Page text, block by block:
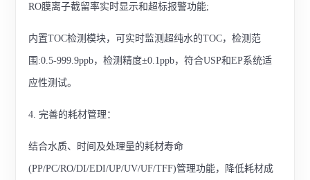
RO膜离子截留率实时显示和超标报警功能;
内置TOC检测模块，可实时监测超纯水的TOC，检测范
围:0.5-999.9ppb，检测精度±0.1ppb，符合USP和EP系统适
应性测试。
4. 完善的耗材管理：
结合水质、时间及处理量的耗材寿命
(PP/PC/RO/DI/EDI/UP/UV/UF/TFF)管理功能，降低耗材成